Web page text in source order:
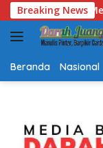
Langsung
ke
konten
Breaking News
2026
Beranda Nasional